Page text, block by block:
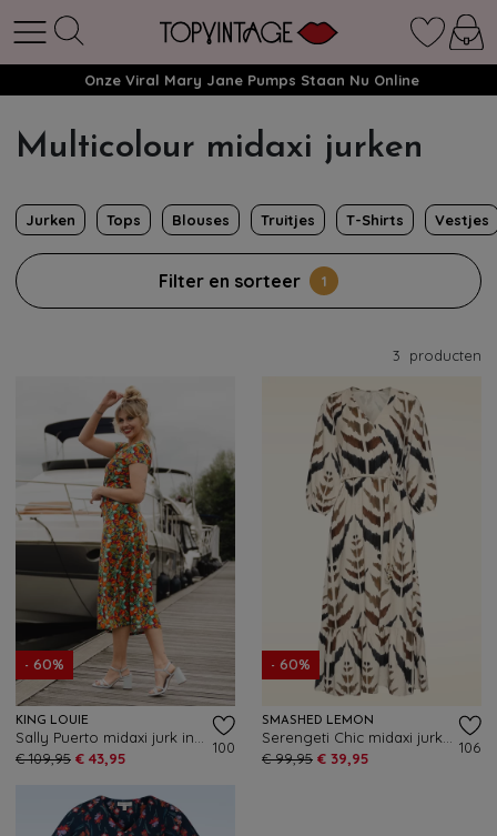
Onze Viral Mary Jane Pumps Staan Nu Online
Multicolour midaxi jurken
Jurken Tops Blouses Truitjes T-Shirts Vestjes
Filter en sorteer 1
3 producten
- 60%
KING LOUIE
€ 109,95 € 43,95
100
- 60%
SMASHED LEMON
€ 99,95 € 39,95
106